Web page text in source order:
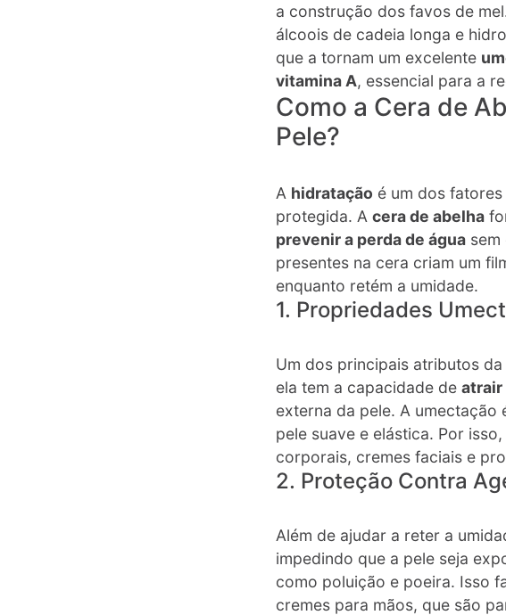
a construção dos favos de
álcoois de cadeia longa e
que a tornam um excelente
vitamina A, essencial para a
Como a Cera de
Pele?
A hidratação é um dos
protegida. A cera de abelha
prevenir a perda de água
presentes na cera criam um
enquanto retém a umidade​.
1. Propriedades
Um dos principais atributos da
ela tem a capacidade de atrair
externa da pele. A umectação
pele suave e elástica​. Por isso,
corporais, cremes faciais e
2. Proteção Contra
Além de ajudar a reter a
impedindo que a pele seja
como poluição e poeira. Isso
cremes para mãos, que são